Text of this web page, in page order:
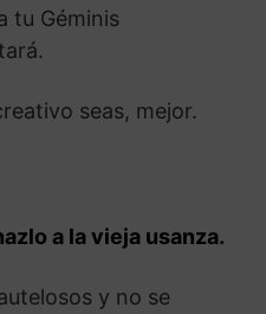
tu Géminis
seas, mejor.
a la vieja usanza.
y no se